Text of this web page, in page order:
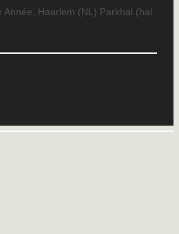
Haarlem (NL) Parkhal (hal